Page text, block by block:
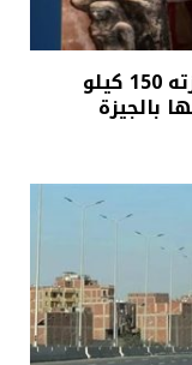
الداخلية تضبط تشكيلًا إجراميًا بحوزته 150 كيلو